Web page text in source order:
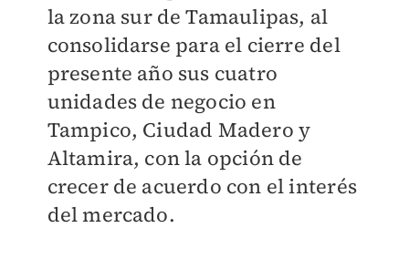
la zona sur de Tamaulipas, al
consolidarse para el cierre del
presente año sus cuatro
unidades de negocio en
Tampico, Ciudad Madero y
Altamira, con la opción de
crecer de acuerdo con el interés
del mercado.